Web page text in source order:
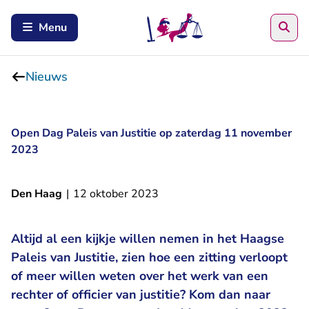
Menu
Nieuws
Open Dag Paleis van Justitie op zaterdag 11 november
2023
Den Haag | 12 oktober 2023
Altijd al een kijkje willen nemen in het Haagse
Paleis van Justitie, zien hoe een zitting verloopt
of meer willen weten over het werk van een
rechter of officier van justitie? Kom dan naar